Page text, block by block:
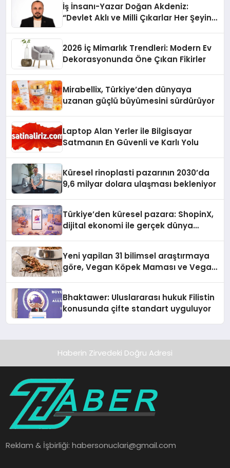
İş İnsanı-Yazar Doğan Akdeniz:
“Devlet Aklı ve Milli Çıkarlar Her Şeyin
2026 İç Mimarlık Trendleri: Modern Ev
Dekorasyonunda Öne Çıkan Fikirler
Mirabellix, Türkiye’den dünyaya
uzanan güçlü büyümesini sürdürüyor
Laptop Alan Yerler ile Bilgisayar
Satmanın En Güvenli ve Karlı Yolu
Küresel rinoplasti pazarının 2030’da
9,6 milyar dolara ulaşması bekleniyor
Türkiye’den küresel pazara: ShopinX,
dijital ekonomi ile gerçek dünya
Yeni yapilan 31 bilimsel araştırmaya
göre, Vegan Köpek Maması ve Vegan
Bhaktawer: Uluslararası hukuk Filistin
konusunda çifte standart uyguluyor
Haberin Zirvedeki Doğru Adresi
Reklam & İşbirliği:habersonuclari@gmail.com